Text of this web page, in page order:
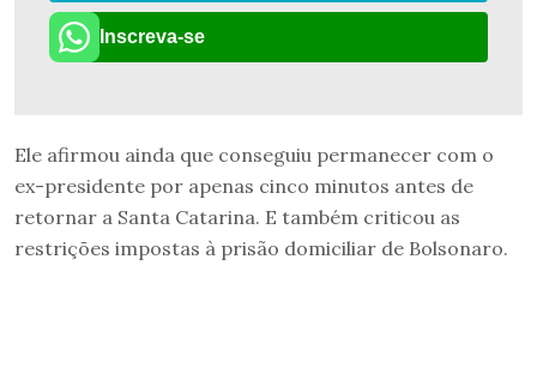
Inscreva-se
Ele afirmou ainda que conseguiu permanecer com o
ex-presidente por apenas cinco minutos antes de
retornar a Santa Catarina. E também criticou as
restrições impostas à prisão domiciliar de Bolsonaro.